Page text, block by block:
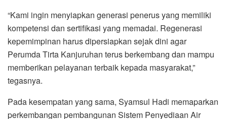
“Kami ingin menyiapkan generasi penerus yang memiliki
kompetensi dan sertifikasi yang memadai. Regenerasi
kepemimpinan harus dipersiapkan sejak dini agar
Perumda Tirta Kanjuruhan terus berkembang dan mampu
memberikan pelayanan terbaik kepada masyarakat,”
tegasnya.
Pada kesempatan yang sama, Syamsul Hadi memaparkan
perkembangan pembangunan Sistem Penyediaan Air